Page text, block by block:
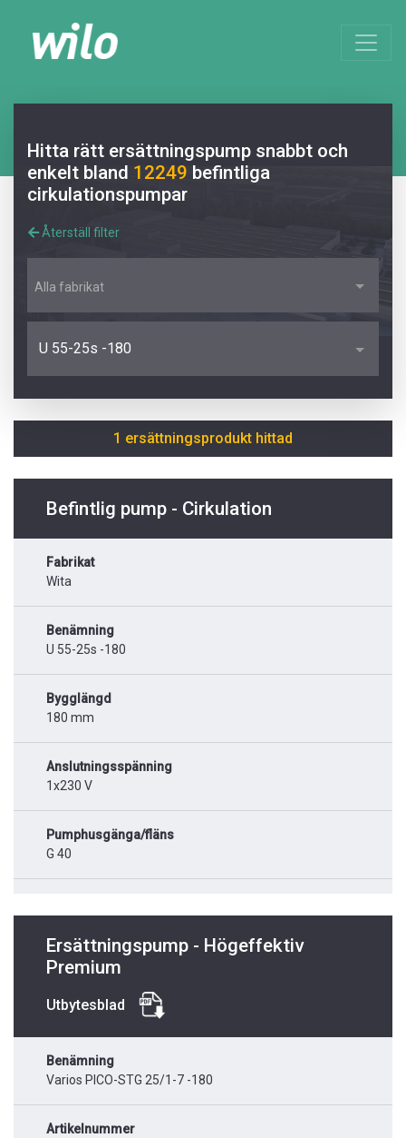
Hitta rätt ersättningspump snabbt och
enkelt bland 12249 befintliga
cirkulationspumpar
Återställ filter
Alla fabrikat
U 55-25s -180
1 ersättningsprodukt hittad
Befintlig pump - Cirkulation
Fabrikat
Wita
Benämning
U 55-25s -180
Bygglängd
180 mm
Anslutningsspänning
1x230 V
Pumphusgänga/fläns
G 40
Ersättningspump - Högeffektiv
Premium
Utbytesblad
Benämning
Varios PICO-STG 25/1-7 -180
Artikelnummer